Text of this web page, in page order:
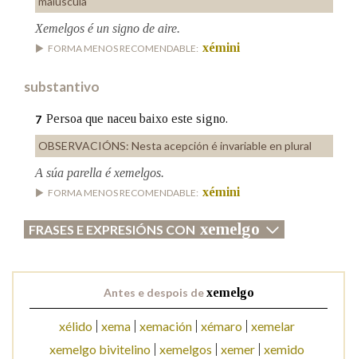
Xemelgos é un signo de aire.
FORMA MENOS RECOMENDABLE: xémini
substantivo
7 Persoa que naceu baixo este signo.
OBSERVACIÓNS: Nesta acepción é invariable en plural
A súa parella é xemelgos.
FORMA MENOS RECOMENDABLE: xémini
FRASES E EXPRESIÓNS CON xemelgo
Antes e despois dexemelgo
xélido xema xemación xémaro
xemelar
xemelgo bivitelino
xemelgos xemer
xemido